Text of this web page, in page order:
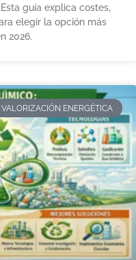
guía explica costes,
elegir la opción más
2026.
ENERGÉTICA